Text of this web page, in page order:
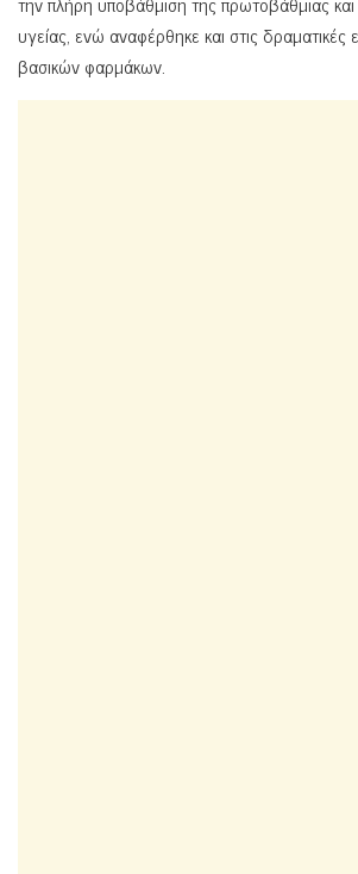
υγείας, ενώ αναφέρθηκε και στις δραματικές
βασικών φαρμάκων.